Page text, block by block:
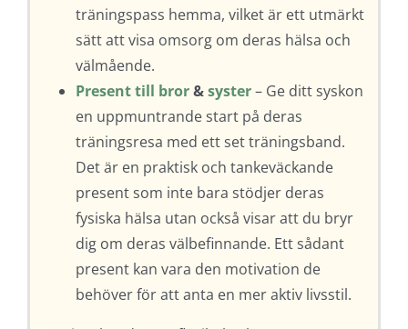
träningspass hemma, vilket är ett utmärkt
sätt att visa omsorg om deras hälsa och
välmående.
Present till bror&syster– Ge ditt syskon
en uppmuntrande start på deras
träningsresa med ett set träningsband.
Det är en praktisk och tankeväckande
present som inte bara stödjer deras
fysiska hälsa utan också visar att du bryr
dig om deras välbefinnande. Ett sådant
present kan vara den motivation de
behöver för att anta en mer aktiv livsstil.